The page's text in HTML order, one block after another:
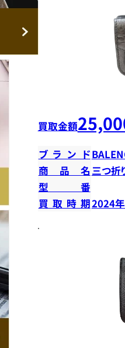
買取金額
ブランド
商品名 三つ折
型番
買取時期2024